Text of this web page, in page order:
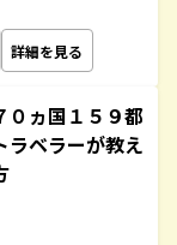
詳細を見る
ヵ国１５９都
ラベラーが教え